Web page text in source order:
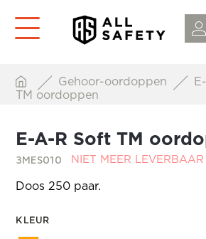
Gehoor-oordoppen
TM oordoppen
E-A-R Soft TM
3MES010 NIET MEER LEVERBAAR
Doos 250 paar.
KLEUR